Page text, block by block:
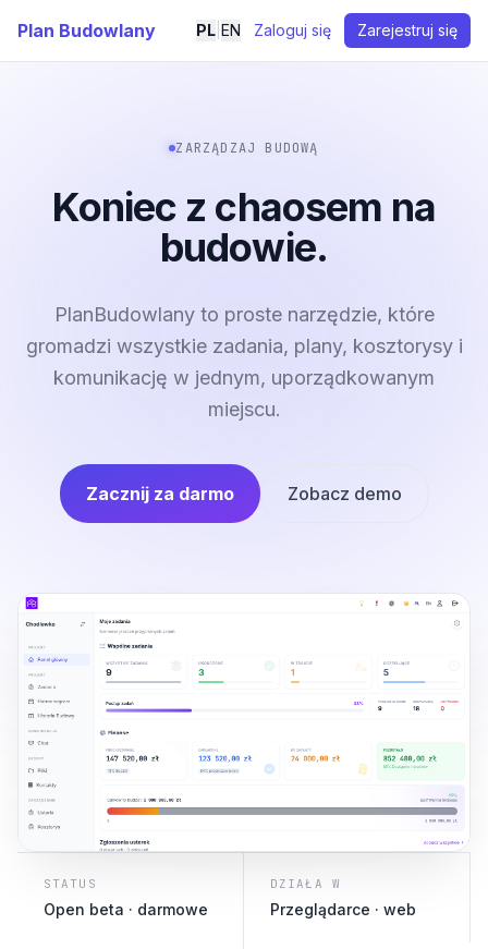
Plan Budowlany PL EN Zaloguj się Zarejestruj się
ZARZĄDZAJ BUDOWĄ
Koniec z chaosem na
budowie.
PlanBudowlany to proste narzędzie, które
gromadzi wszystkie zadania, plany, kosztorysy i
komunikację w jednym, uporządkowanym
miejscu.
Zacznij za darmo Zobacz demo
STATUS
Open beta · darmowe
DZIAŁA W
Przeglądarce · web